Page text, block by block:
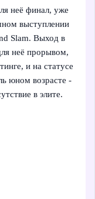
неё финал, уже
выступлении
Slam. Выход в
неё прорывом,
и на статусе
юном возрасте -
в элите.